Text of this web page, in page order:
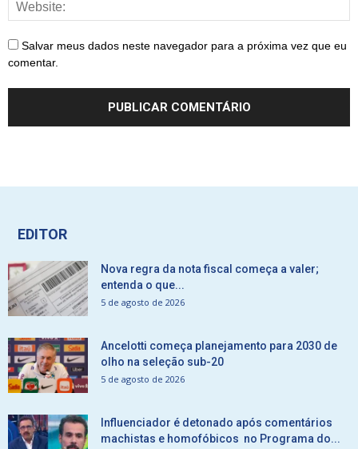
Salvar meus dados neste navegador para a próxima vez que eu
comentar.
EDITOR
Nova regra da nota fiscal começa a valer;
entenda o que...
5 de agosto de 2026
Ancelotti começa planejamento para 2030 de
olho na seleção sub-20
5 de agosto de 2026
Influenciador é detonado após comentários
machistas e homofóbicos no Programa do...